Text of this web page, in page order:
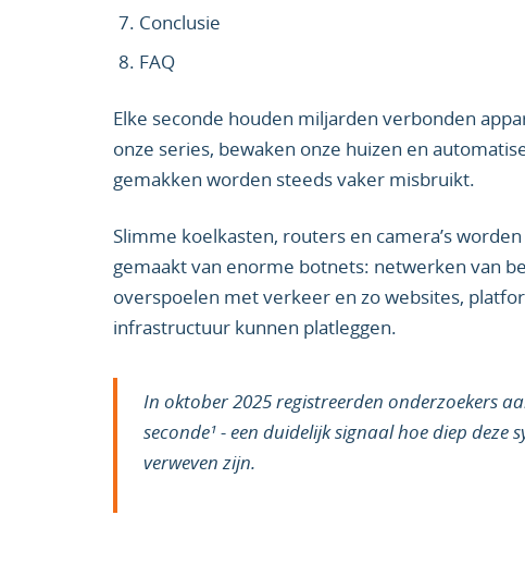
Conclusie
FAQ
Elke seconde houden miljarden verbonden
onze series, bewaken onze huizen en
gemakken worden steeds vaker misbruikt.
Slimme koelkasten, routers en camera’s
gemaakt van enorme botnets: netwerken van
overspoelen met verkeer en zo websites,
infrastructuur kunnen platleggen.
In oktober 2025 registreerden onderzoekers
seconde¹ - een duidelijk signaal hoe diep deze
verweven zijn.